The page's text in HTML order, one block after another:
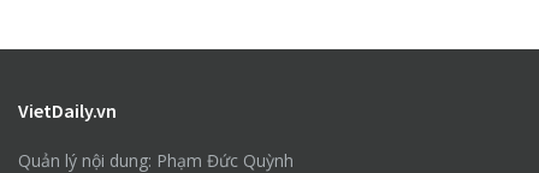
VietDaily.vn
Quản lý nội dung: Phạm Đức Quỳnh